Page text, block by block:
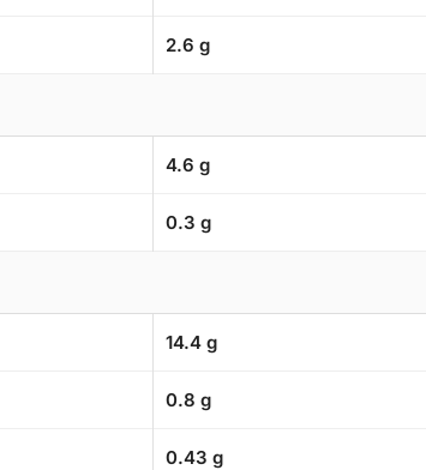
2.6 g
4.6 g
0.3 g
14.4 g
0.8 g
0.43 g